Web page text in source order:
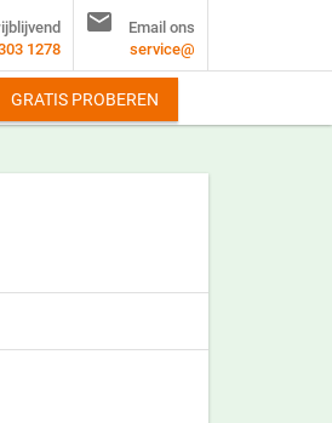
1278

Email ons
service@
GRATIS PROBEREN